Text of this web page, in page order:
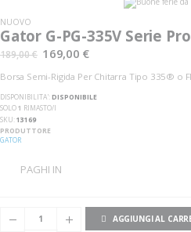
galleria
di
immagini
galleria
di
immagini
NUOVO
Gator G-PG-335V Serie
189,00 € 169,00 €
Borsa Semi-Rigida Per Chitarra Tipo 335® o
DISPONIBILITA':DISPONIBILE
SOLO1 RIMASTO/I
SKU 13169
PRODUTTORE
GATOR
PAGHI IN
AGGIUNGI AL